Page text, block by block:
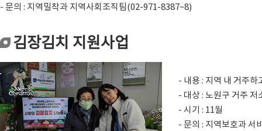
- 문의 : 지역밀착과 지역사회조직팀(02-971-8387~8)
김장김치 지원사업
- 내용 : 지역 내 거주
- 대상 : 노원구 거주 저
- 시기 : 11월
- 문의 : 지역보호과